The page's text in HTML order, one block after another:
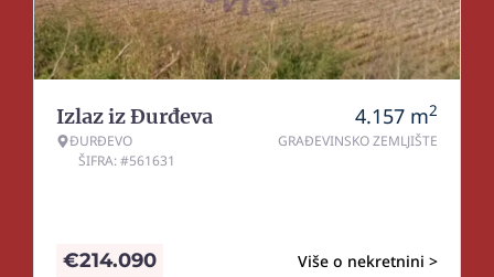
Izlaz iz Đurđeva
ĐURĐEVO
ŠIFRA: #561631
4.157 m2
GRAĐEVINSKO ZEMLJIŠTE
Više o nekretnini >
€214.090